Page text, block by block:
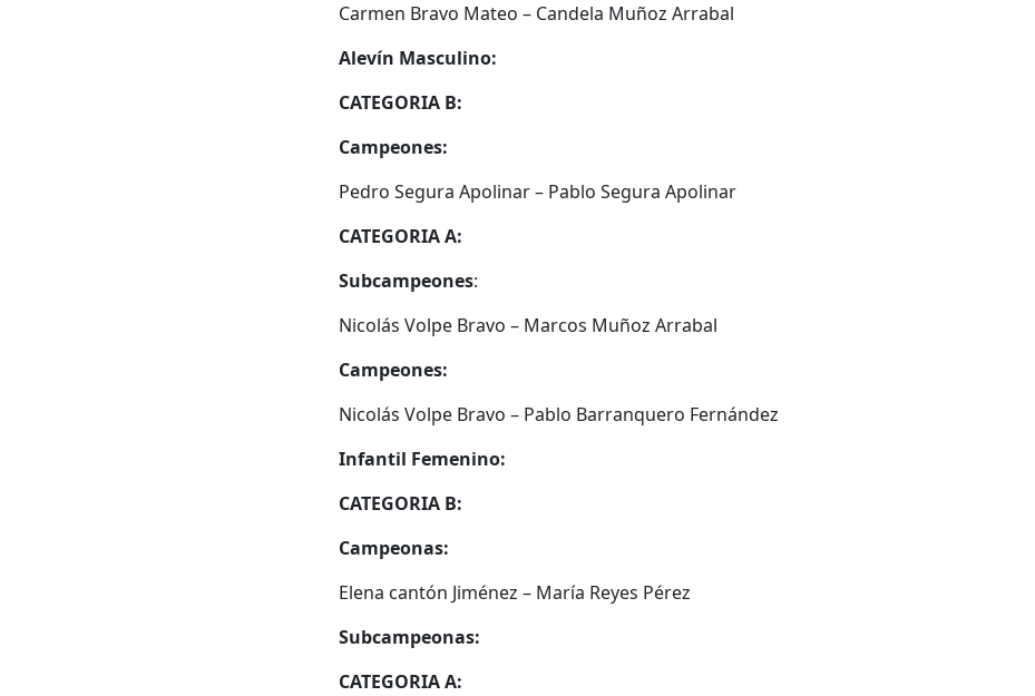
Carmen Bravo Mateo – Candela Muñoz Arrabal
Alevín Masculino:
CATEGORIA B:
Campeones:
Pedro Segura Apolinar – Pablo Segura Apolinar
CATEGORIA A:
Subcampeones:
Nicolás Volpe Bravo – Marcos Muñoz Arrabal
Campeones:
Nicolás Volpe Bravo – Pablo Barranquero Fernández
Infantil Femenino:
CATEGORIA B:
Campeonas:
Elena cantón Jiménez – María Reyes Pérez
Subcampeonas:
CATEGORIA A: